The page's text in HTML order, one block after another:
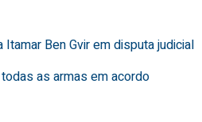
Itamar Ben Gvir em disputa judicial
as armas em acordo